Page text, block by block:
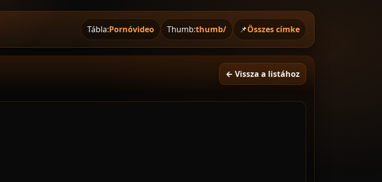
Tábla:Pornóvideo Thumb:thumb/ 📌Összes címke
← Vissza a listához